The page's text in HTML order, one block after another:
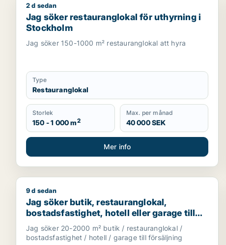
Jag söker restauranglokal för uthyrning i Stockholm
2 d sedan
Jag söker restauranglokal för uthyrning i
Stockholm
Jag söker 150-1000 m² restauranglokal att hyra
Type
Restauranglokal
Storlek
150 - 1 000 m2
Max. per månad
40 000 SEK
Mer info
Jag söker butik, restauranglokal, bostadsfastighet,
9 d sedan
Jag söker butik, restauranglokal,
bostadsfastighet, hotell eller garage till
salu i Stockholms län
Jag söker 20-2000 m² butik / restauranglokal /
bostadsfastighet / hotell / garage till försäljning